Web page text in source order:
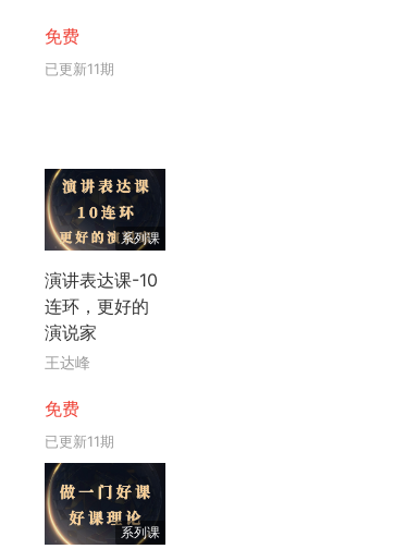
免费
已更新11期
系列课
演讲表达课-10
连环，更好的
演说家
王达峰
免费
已更新11期
系列课